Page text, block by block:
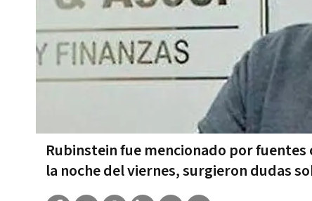
Rubinstein fue mencionado por
la noche del viernes, surgieron dudas